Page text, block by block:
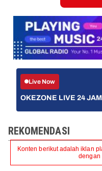
Live Now
OKEZONE LIVE 24 JAM